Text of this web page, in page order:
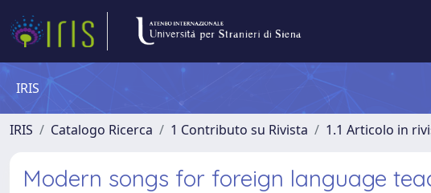
IRIS
IRIS Catalogo Ricerca 1 Contributo su Rivista 1.1 Articolo in
Modern songs for foreign language